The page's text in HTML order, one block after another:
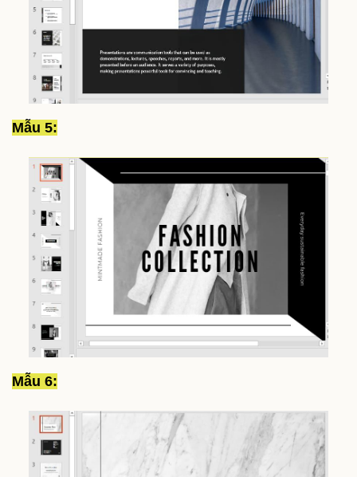
Mẫu 5:
Mẫu 6: